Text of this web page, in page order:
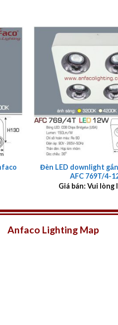
+
Đèn LED downlight
AFC 769T/4-
Giá bán: Vui lòng
Anfaco Lighting Map